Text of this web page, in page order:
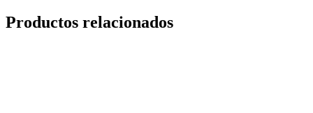
Productos relacionados